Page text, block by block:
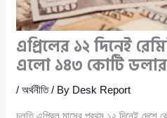
এপ্রিলের ১২ দিনেই
এলো ১৪৩ কোটি ডলার
/অর্থনীতি/ By Desk Report
চলতি এপ্রিল মাসের প্রথম ১২ দিনেই দেশে